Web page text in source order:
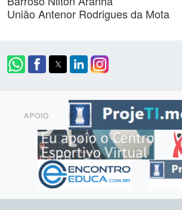
União Antenor Rodrigues da Mota
APOIO